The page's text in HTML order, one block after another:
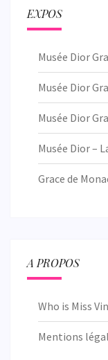
EXPOS
Musée Dior
Musée Dior
Musée Dior
Musée Dior –
Grace de
A PROPOS
Who is Miss
Mentions